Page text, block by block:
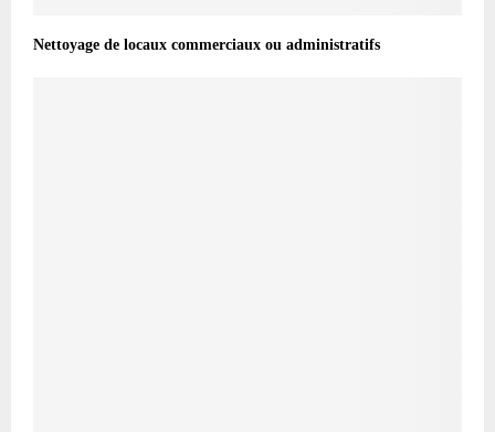
Nettoyage de locaux commerciaux ou administratifs